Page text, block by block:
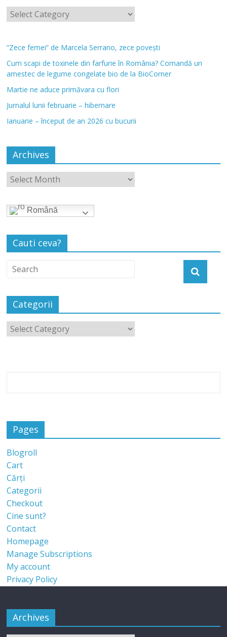
”Zece femei” de Marcela Serrano, zece povești
Cum scapi de toxinele din farfurie în România? Comandă un
amestec de legume congelate bio de la BioCorner
Martie ne aduce primăvara cu flori
Jurnalul lunii februarie – hibernare
Ianuarie – început de an 2026 cu bucurii
Archives
Română
Cauti ceva?
Categorii
Pages
Blogroll
Cart
Cărți
Categorii
Checkout
Cine sunt?
Contact
Homepage
Manage Subscriptions
My account
Privacy Policy
Archives